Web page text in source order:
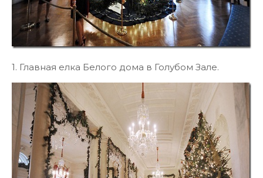
1. Главная елка Белого дома в Голубом Зале.